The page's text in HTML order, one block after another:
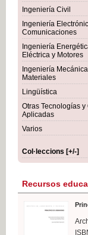
Ingeniería Civil
Ingeniería
Comunicaciones
Ingeniería
Eléctrica y Motores
Ingeniería
Materiales
Lingüística
Otras Tecnologías
Aplicadas
Varios
Col·leccions [+/-]
Recursos